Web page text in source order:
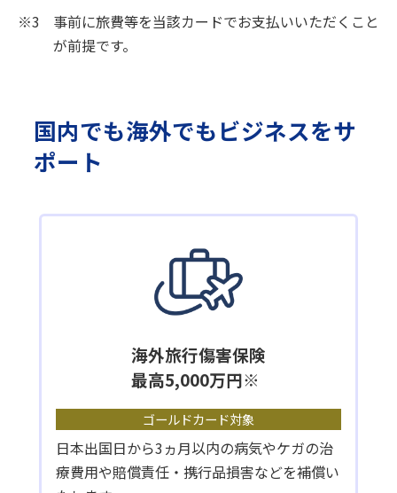
※3
事前に旅費等を当該カードでお支払いいただくこと
が前提です。
国内でも海外でもビジネスをサ
ポート
海外旅行傷害保険
最高5,000万円※
ゴールドカード対象
日本出国日から3ヵ月以内の病気やケガの治
療費用や賠償責任・携行品損害などを補償い